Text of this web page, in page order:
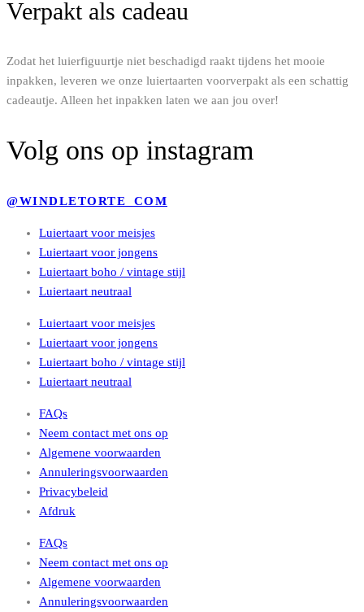
Verpakt als cadeau
Zodat het luierfiguurtje niet beschadigd raakt tijdens het mooie
inpakken, leveren we onze luiertaarten voorverpakt als een schattig
cadeautje. Alleen het inpakken laten we aan jou over!
Volg ons op instagram
@WINDLETORTE_COM
Luiertaart voor meisjes
Luiertaart voor jongens
Luiertaart boho / vintage stijl
Luiertaart neutraal
Luiertaart voor meisjes
Luiertaart voor jongens
Luiertaart boho / vintage stijl
Luiertaart neutraal
FAQs
Neem contact met ons op
Algemene voorwaarden
Annuleringsvoorwaarden
Privacybeleid
Afdruk
FAQs
Neem contact met ons op
Algemene voorwaarden
Annuleringsvoorwaarden